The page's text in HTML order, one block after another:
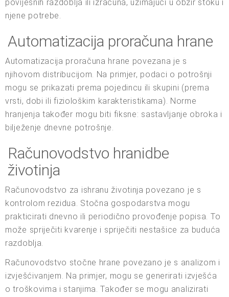
povijesnih razdoblja ili izračuna, uzimajući u obzir stoku i
njene potrebe.
Automatizacija proračuna hrane
Automatizacija proračuna hrane povezana je s
njihovom distribucijom. Na primjer, podaci o potrošnji
mogu se prikazati prema pojedincu ili skupini (prema
vrsti, dobi ili fiziološkim karakteristikama). Norme
hranjenja također mogu biti fiksne: sastavljanje obroka i
bilježenje dnevne potrošnje.
Računovodstvo hranidbe
životinja
Računovodstvo za ishranu životinja povezano je s
kontrolom rezidua. Stočna gospodarstva mogu
prakticirati dnevno ili periodično provođenje popisa. To
može spriječiti kvarenje i spriječiti nestašice za buduća
razdoblja.
Računovodstvo stočne hrane povezano je s analizom i
izvješćivanjem. Na primjer, mogu se generirati izvješća
o troškovima i stanjima. Također se mogu analizirati